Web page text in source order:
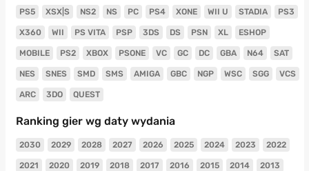
PS5 XSX|S NS2 NS PC PS4 XONE WII U STADIA PS3
X360 WII PS VITA PSP 3DS DS PSN XL ESHOP
MOBILE PS2 XBOX PSONE VC GC DC GBA N64 SAT
NES SNES SMD SMS AMIGA GBC NGP WSC SGG VCS
ARC 3DO QUEST
Ranking gier wg daty wydania
2030 2029 2028 2027 2026 2025 2024 2023 2022
2021 2020 2019 2018 2017 2016 2015 2014 2013